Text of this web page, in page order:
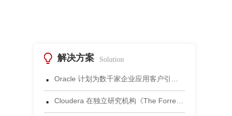
解决方案 Solution
·
·